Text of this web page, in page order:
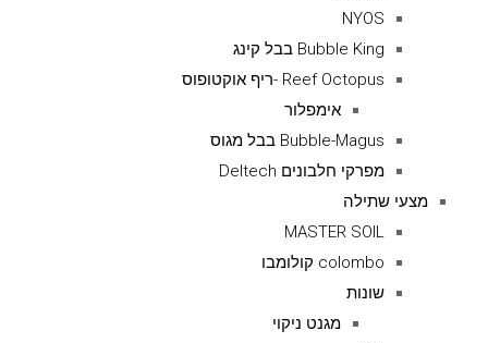
NYOS
Bubble King בבל קינג
Reef Octopus -ריף אוקטופוס
אימפלור
Bubble-Magus בבל מגוס
מפרקי חלבונים Deltech
מצעי שתילה
MASTER SOIL
colombo קולומבו
שונות
מגנט ניקוי